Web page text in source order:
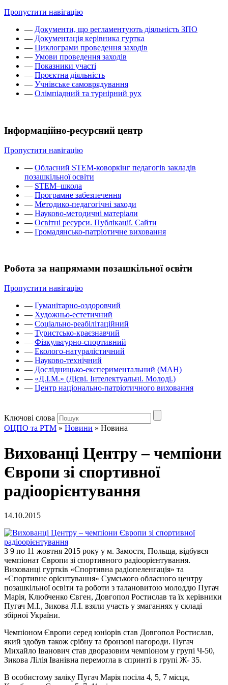
Пропустити навігацію
— Документи, що регламентують діяльність ЗПО
— Документація керівника гуртка
— Циклограми проведення заходів
— Умови проведення заходів
— Показники участі
— Проєктна діяльність
— Учнівське самоврядування
— Олімпіадний та турнірний рух
Інформаційно-ресурсний центр
Пропустити навігацію
— Обласний STEM-коворкінг педагогів закладів
позашкільної освіти
— STEM–школа
— Програмне забезпечення
— Методико-педагогічні заходи
— Науково-методичні матеріали
— Освітні ресурси. Публікації. Сайти
— Громадянсько-патріотичне виховання
Робота за напрямами позашкільної освіти
Пропустити навігацію
— Гуманітарно-оздоровчий
— Художньо-естетичний
— Соціально-реабілітаційний
— Туристсько-краєзнавчий
— Фізкультурно-спортивний
— Еколого-натуралістичний
— Науково-технічний
— Дослідницько-експериментальний (МАН)
— «Д.І.М.» (Дієві. Інтелектуальні. Молоді.)
— Центр національно-патріотичного виховання
Ключові слова
ОЦПО та РТМ » Новини » Новина
Вихованці Центру – чемпіони
Європи зі спортивної
радіоорієнтування
14.10.2015
З 9 по 11 жовтня 2015 року у м. Замостя, Польща, відбувся
чемпіонат Європи зі спортивного радіоорієнтування.
Вихованці гуртків «Спортивна радіопеленгація» та
«Спортивне орієнтування» Сумського обласного центру
позашкільної освіти та роботи з талановитою молоддю Пугач
Марія, Клюбченко Євген, Довгопол Ростислав та їх керівники
Пугач М.І., Зикова Л.І. взяли участь у змаганнях у складі
збірної України.
Чемпіоном Європи серед юніорів став Довгопол Ростислав,
який здобув також срібну та бронзові нагороди. Пугач
Михайло Іванович став дворазовим чемпіоном у групі Ч-50,
Зикова Лілія Іванівна перемогла в спринті в групі Ж- 35.
В особистому заліку Пугач Марія посіла 4, 5, 7 місця,